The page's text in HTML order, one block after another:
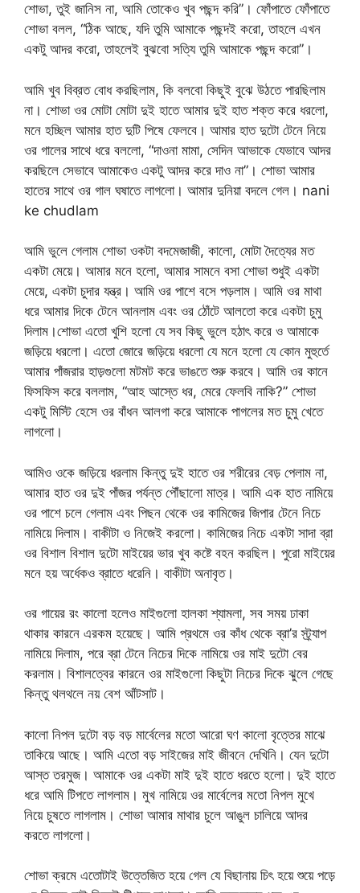
শোভা, তুই জানিস না, আমি তোকেও খুব পছন্দ করি”। ফোঁপাতে ফোঁপাতে
শোভা বলল, “ঠিক আছে, যদি তুমি আমাকে পছন্দই করো, তাহলে এখন
একটু আদর করো, তাহলেই বুঝবো সত্যি তুমি আমাকে পছন্দ করো”।
আমি খুব বিব্রত বোধ করছিলাম, কি বলবো কিছুই বুঝে উঠতে পারছিলাম
না। শোভা ওর মোটা মোটা দুই হাতে আমার দুই হাত শক্ত করে ধরলো,
মনে হচ্ছিল আমার হাত দুটি পিষে ফেলবে। আমার হাত দুটো টেনে নিয়ে
ওর গালের সাথে ধরে বললো, “দাওনা মামা, সেদিন আভাকে যেভাবে আদর
করছিলে সেভাবে আমাকেও একটু আদর করে দাও না”। শোভা আমার
হাতের সাথে ওর গাল ঘষাতে লাগলো। আমার দুনিয়া বদলে গেল। nani
ke chudlam
আমি ভুলে গেলাম শোভা ওকটা বদমেজাজী, কালো, মোটা দৈত্যের মত
একটা মেয়ে। আমার মনে হলো, আমার সামনে বসা শোভা শুধুই একটা
মেয়ে, একটা চুদার যন্ত্র। আমি ওর পাশে বসে পড়লাম। আমি ওর মাথা
ধরে আমার দিকে টেনে আনলাম এবং ওর ঠোঁটে আলতো করে একটা চুমু
দিলাম।শোভা এতো খুশি হলো যে সব কিছু ভুলে হঠাৎ করে ও আমাকে
জড়িয়ে ধরলো। এতো জোরে জড়িয়ে ধরলো যে মনে হলো যে কোন মুহুর্তে
আমার পাঁজরার হাড়গুলো মটমট করে ভাঙতে শুরু করবে। আমি ওর কানে
ফিসফিস করে বললাম, “আহ আস্তে ধর, মেরে ফেলবি নাকি?” শোভা
একটু মিস্টি হেসে ওর বাঁধন আলগা করে আমাকে পাগলের মত চুমু খেতে
লাগলো।
আমিও ওকে জড়িয়ে ধরলাম কিন্তু দুই হাতে ওর শরীরের বেড় পেলাম না,
আমার হাত ওর দুই পাঁজর পর্যন্ত পৌঁছালো মাত্র। আমি এক হাত নামিয়ে
ওর পাশে চলে গেলাম এবং পিছন থেকে ওর কামিজের জিপার টেনে নিচে
নামিয়ে দিলাম। বাকীটা ও নিজেই করলো। কামিজের নিচে একটা সাদা ব্রা
ওর বিশাল বিশাল দুটো মাইয়ের ভার খুব কষ্টে বহন করছিল। পুরো মাইয়ের
মনে হয় অর্ধেকও ব্রাতে ধরেনি। বাকীটা অনাবৃত।
ওর গায়ের রং কালো হলেও মাইগুলো হালকা শ্যামলা, সব সময় ঢাকা
থাকার কারনে এরকম হয়েছে। আমি প্রথমে ওর কাঁধ থেকে ব্রা’র স্ট্র্যাপ
নামিয়ে দিলাম, পরে ব্রা টেনে নিচের দিকে নামিয়ে ওর মাই দুটো বের
করলাম। বিশালত্বের কারনে ওর মাইগুলো কিছুটা নিচের দিকে ঝুলে গেছে
কিন্তু থলথলে নয় বেশ আঁটসাট।
কালো নিপল দুটো বড় বড় মার্বেলের মতো আরো ঘণ কালো বৃত্তের মাঝে
তাকিয়ে আছে। আমি এতো বড় সাইজের মাই জীবনে দেখিনি। যেন দুটো
আস্ত তরমুজ। আমাকে ওর একটা মাই দুই হাতে ধরতে হলো। দুই হাতে
ধরে আমি টিপতে লাগলাম। মুখ নামিয়ে ওর মার্বেলের মতো নিপল মুখে
নিয়ে চুষতে লাগলাম। শোভা আমার মাথার চুলে আঙুল চালিয়ে আদর
করতে লাগলো।
শোভা ক্রমে এতোটাই উত্তেজিত হয়ে গেল যে বিছানায় চিৎ হয়ে শুয়ে পড়ে